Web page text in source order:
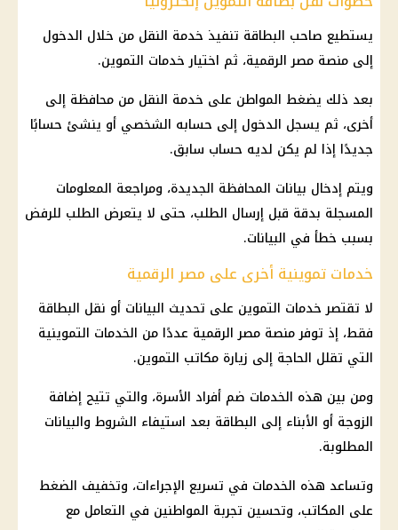
يستطيع صاحب البطاقة تنفيذ خدمة النقل من خلال الدخول
إلى منصة مصر الرقمية، ثم اختيار خدمات التموين.
بعد ذلك يضغط المواطن على خدمة النقل من محافظة إلى
أخرى، ثم يسجل الدخول إلى حسابه الشخصي أو ينشئ حسابًا
جديدًا إذا لم يكن لديه حساب سابق.
ويتم إدخال بيانات المحافظة الجديدة، ومراجعة المعلومات
المسجلة بدقة قبل إرسال الطلب، حتى لا يتعرض الطلب للرفض
بسبب خطأ في البيانات.
خدمات تموينية أخرى على مصر الرقمية
لا تقتصرخدمات التموين على تحديث البيانات أو نقل البطاقة
فقط، إذ توفرمنصة مصر الرقمية عددًا من الخدمات التموينية
التي تقلل الحاجة إلى زيارة مكاتب التموين.
ومن بين هذه الخدمات ضم أفراد الأسرة، والتي تتيح إضافة
الزوجة أو الأبناء إلى البطاقة بعد استيفاء الشروط والبيانات
المطلوبة.
وتساعد هذه الخدمات في تسريع الإجراءات، وتخفيف الضغط
على المكاتب، وتحسين تجربة المواطنين في التعامل مع